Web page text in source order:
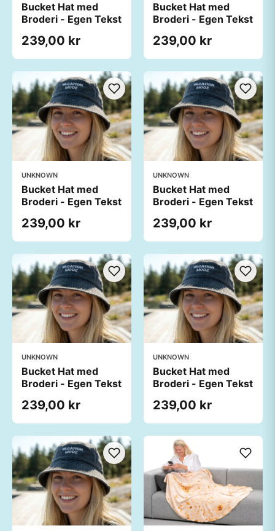
Bucket Hat med
Broderi - Egen Tekst
239,00 kr
Bucket Hat med
Broderi - Egen Tekst
239,00 kr
UNKNOWN
Bucket Hat med
Broderi - Egen Tekst
239,00 kr
UNKNOWN
Bucket Hat med
Broderi - Egen Tekst
239,00 kr
UNKNOWN
Bucket Hat med
Broderi - Egen Tekst
239,00 kr
UNKNOWN
Bucket Hat med
Broderi - Egen Tekst
239,00 kr